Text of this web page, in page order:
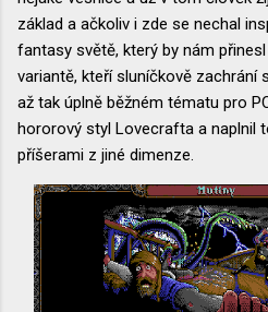
základ a ačkoliv i zde se nechal
fantasy světě, který by nám
variantě, kteří sluníčkově zachrání
až tak úplně běžném tématu pro
hororový styl Lovecrafta a naplnil
příšerami z jiné dimenze.